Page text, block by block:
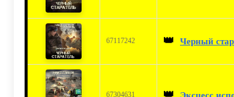
67117242 👑 Черный
67304631 👑 Эксцесс